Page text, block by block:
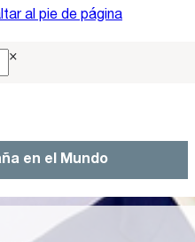
al pie de página
×
en el Mundo